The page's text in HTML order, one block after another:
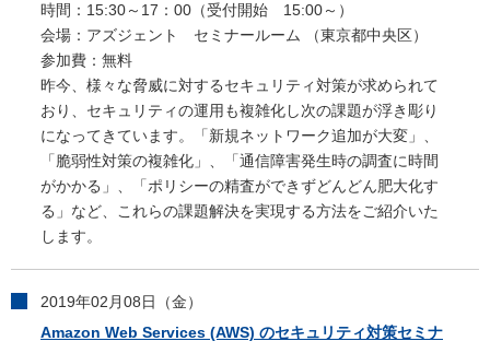
時間：15:30～17：00（受付開始 15:00～）
会場：アズジェント セミナールーム （東京都中央区）
参加費：無料
昨今、様々な脅威に対するセキュリティ対策が求められて
おり、セキュリティの運用も複雑化し次の課題が浮き彫り
になってきています。「新規ネットワーク追加が大変」、
「脆弱性対策の複雑化」、「通信障害発生時の調査に時間
がかかる」、「ポリシーの精査ができずどんどん肥大化す
る」など、これらの課題解決を実現する方法をご紹介いた
します。
2019年02月08日（金）
Amazon Web Services (AWS) のセキュリティ対策セミナ